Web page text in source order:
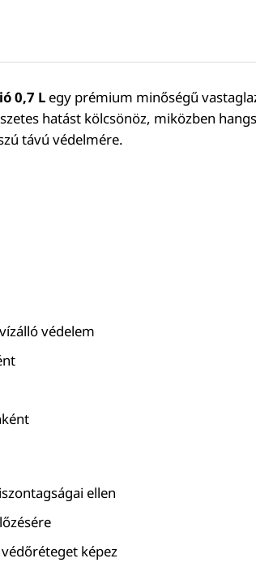
0,7 L egy prémium minőségű
hatást kölcsönöz, miközben
távú védelmére.
védelem
ellen
képez